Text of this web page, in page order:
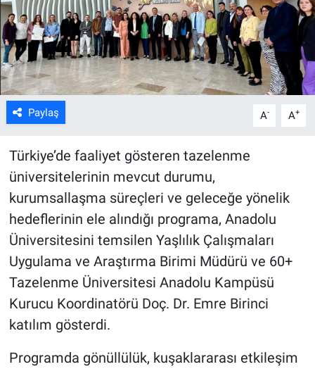
Paylaş A- A+
Türkiye’de faaliyet gösteren tazelenme
üniversitelerinin mevcut durumu,
kurumsallaşma süreçleri ve geleceğe yönelik
hedeflerinin ele alındığı programa, Anadolu
Üniversitesini temsilen Yaşlılık Çalışmaları
Uygulama ve Araştırma Birimi Müdürü ve 60+
Tazelenme Üniversitesi Anadolu Kampüsü
Kurucu Koordinatörü Doç. Dr. Emre Birinci
katılım gösterdi.
Programda gönüllülük, kuşaklararası etkileşim